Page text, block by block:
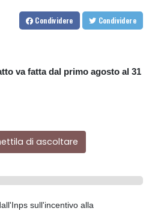
Condividere Condividere
va fatta dal primo agosto al 31
di ascoltare
sull'incentivo alla